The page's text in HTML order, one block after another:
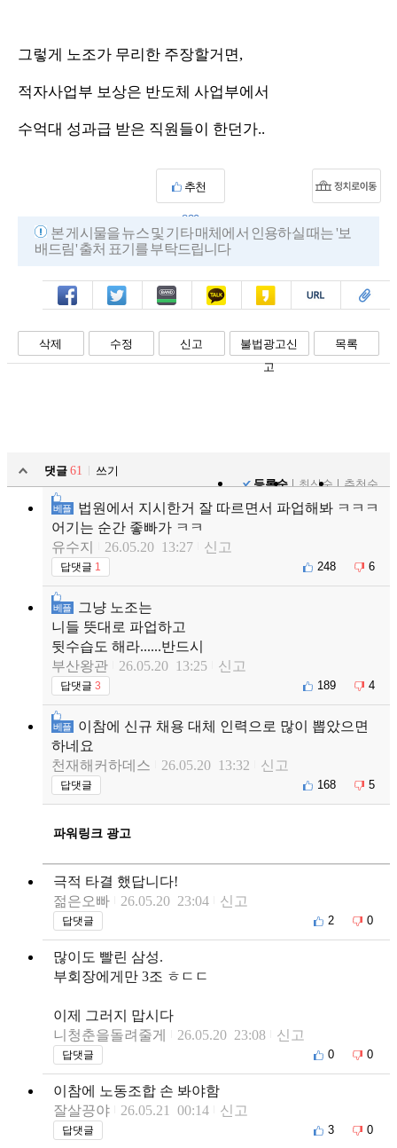
그렇게 노조가 무리한 주장할거면,
적자사업부 보상은 반도체 사업부에서
수억대 성과급 받은 직원들이 한던가..
추천
830
본 게시물을 뉴스 및 기타 매체에서 인용하실 때는 '보
배드림' 출처 표기를 부탁드립니다
페북 트윗 밴드 카톡 카스 복사 스크랩
삭제 수정 신고
불법광고신
고
목록
댓글 61
쓰기
등록순
최신순 추천순
베플
법원에서 지시한거 잘 따르면서 파업해봐 ㅋㅋㅋ
어기는 순간 좋빠가 ㅋㅋ
유수지
26.05.20 13:27 신고
답댓글 1 248 6
베플
그냥 노조는
니들 뜻대로 파업하고
뒷수습도 해라......반드시
부산왕관
26.05.20 13:25 신고
답댓글 3 189 4
베플
이참에 신규 채용 대체 인력으로 많이 뽑았으면
하네요
천재해커하데스
26.05.20 13:32 신고
답댓글 168 5
파워링크 광고
극적 타결 했답니다!
젊은오빠
26.05.20 23:04 신고
답댓글 2 0
많이도 빨린 삼성.
부회장에게만 3조 ㅎㄷㄷ
이제 그러지 맙시다
니청춘을돌려줄게
26.05.20 23:08 신고
답댓글 0 0
이참에 노동조합 손 봐야함
잘살끙야
26.05.21 00:14 신고
답댓글 3 0